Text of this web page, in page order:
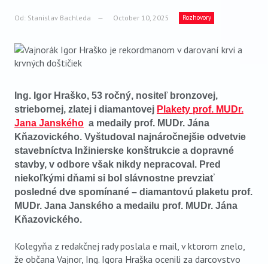
Od: Stanislav Bachleda October 10, 2025 Rozhovory
Ing. Igor Hraško, 53 ročný, nositeľ bronzovej,
striebornej, zlatej i diamantovej Plakety prof. MUDr.
Jana Janského a medaily prof. MUDr. Jána
Kňazovického. Vyštudoval najnáročnejšie odvetvie
stavebníctva Inžinierske konštrukcie a dopravné
stavby, v odbore však nikdy nepracoval. Pred
niekoľkými dňami si bol slávnostne prevziať
posledné dve spomínané – diamantovú plaketu prof.
MUDr. Jana Janského a medailu prof. MUDr. Jána
Kňazovického.
Kolegyňa z redakčnej rady poslala e mail, v ktorom znelo,
že občana Vajnor, Ing. Igora Hraška ocenili za darcovstvo